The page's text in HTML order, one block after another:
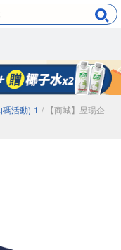
活動)-1 / 【商城】昱瑒企